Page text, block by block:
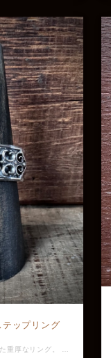
ップリング
六芒星のシンボルを中心に配した重厚なリング。 宮殿の建築様式を思わせる荘厳なデザインと、くびれを効かせた鏡面部分の対比が見事なバランス感でまとまっている。 素材：silver925 大きさ：リング幅11mm ※画像と実物で色具合が異なって見える場合がございますがご了承ください。 ※ 店頭展示品のため販売済みの場合は再入荷まで2〜3週間程お待ち頂きます。 ※ラッピングをご希望の方はラッピング欄からBOXをお選びください。 R-395207